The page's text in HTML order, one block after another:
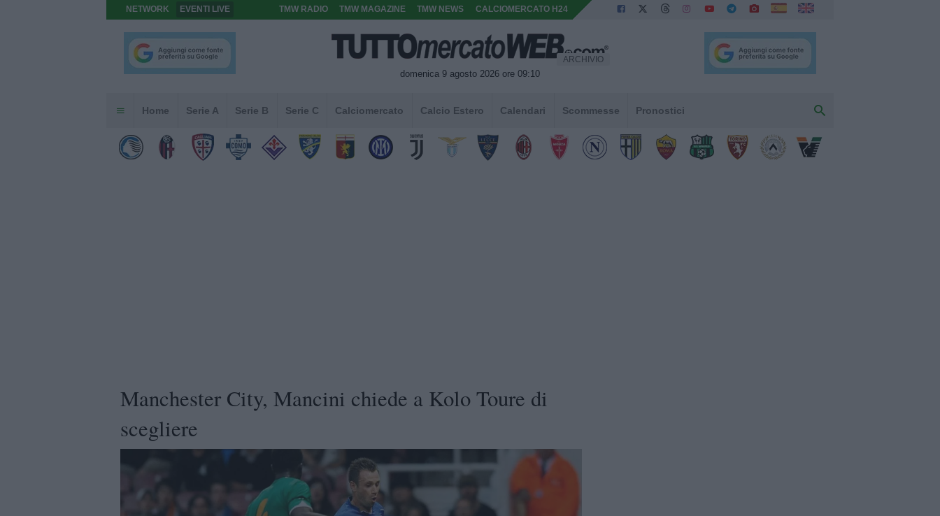
NETWORK EVENTI LIVE TMW RADIO TMW MAGAZINE TMW NEWS CALCIOMERCATO H24
domenica 9 agosto 2026 ore 09:10
ARCHIVIO
Home Serie A Serie B Serie C Calciomercato Calcio Estero Calendari Scommesse Pronostici
Manchester City, Mancini chiede a Kolo Toure di
scegliere